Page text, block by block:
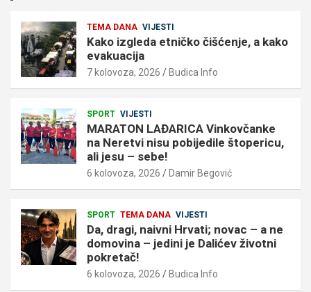
TEMA DANA VIJESTI
Kako izgleda etničko čišćenje, a kako
evakuacija
7 kolovoza, 2026 Budica Info
SPORT VIJESTI
MARATON LAĐARICA Vinkovčanke
na Neretvi nisu pobijedile štopericu,
ali jesu – sebe!
6 kolovoza, 2026 Damir Begović
SPORT TEMA DANA VIJESTI
Da, dragi, naivni Hrvati; novac – a ne
domovina – jedini je Dalićev životni
pokretač!
6 kolovoza, 2026 Budica Info